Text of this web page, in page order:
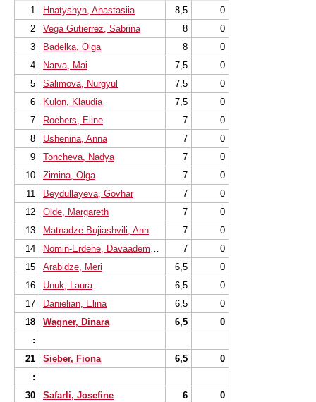
1 Hnatyshyn, Anastasiia 8,5
0
2
Vega Gutierrez, Sabrina 8
0
3
Badelka, Olga 8
0
4
Narva, Mai 7,5
0
5
Salimova, Nurgyul 7,5
0
6
Kulon, Klaudia 7,5
0
7
Roebers, Eline 7
0
8
Ushenina, Anna 7
0
9
Toncheva, Nadya 7
0
10
Zimina, Olga 7
0
11
Beydullayeva, Govhar 7
0
12
Olde, Margareth 7
0
13
Matnadze Bujiashvili, Ann 7
0
14
Nomin-Erdene, Davaademberel 7
0
15
Arabidze, Meri 6,5
0
16
Unuk, Laura 6,5
0
17
Danielian, Elina 6,5
0
18
Wagner, Dinara 6,5
0
:
21
Sieber, Fiona 6,5
0
:
30
Safarli, Josefine 6
0